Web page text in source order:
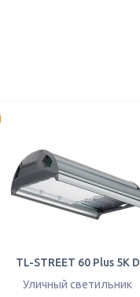
TL-STREET 60 Plus 5K D
Уличный светильник